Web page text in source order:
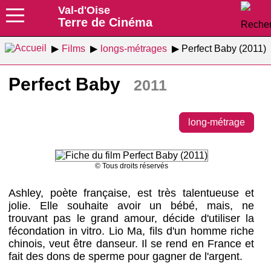
Val-d'Oise
Terre de Cinéma
Films longs-métrages Perfect Baby (2011)
Perfect Baby 2011
long-métrage
© Tous droits réservés
Ashley, poète française, est très talentueuse et
jolie. Elle souhaite avoir un bébé, mais, ne
trouvant pas le grand amour, décide d'utiliser la
fécondation in vitro. Lio Ma, fils d'un homme riche
chinois, veut être danseur. Il se rend en France et
fait des dons de sperme pour gagner de l'argent.